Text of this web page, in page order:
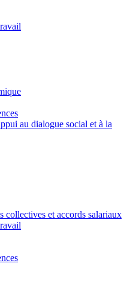
au dialogue social et à la
collectives et accords salariaux